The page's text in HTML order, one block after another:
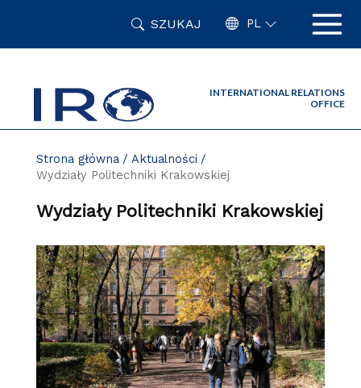
SZUKAJ PL
INTERNATIONAL RELATIONS
OFFICE
Strona główna
Aktualności
Wydziały Politechniki Krakowskiej
Wydziały Politechniki Krakowskiej